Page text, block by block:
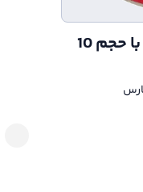
گریس پارس شاسی پلاس3 با حجم 10